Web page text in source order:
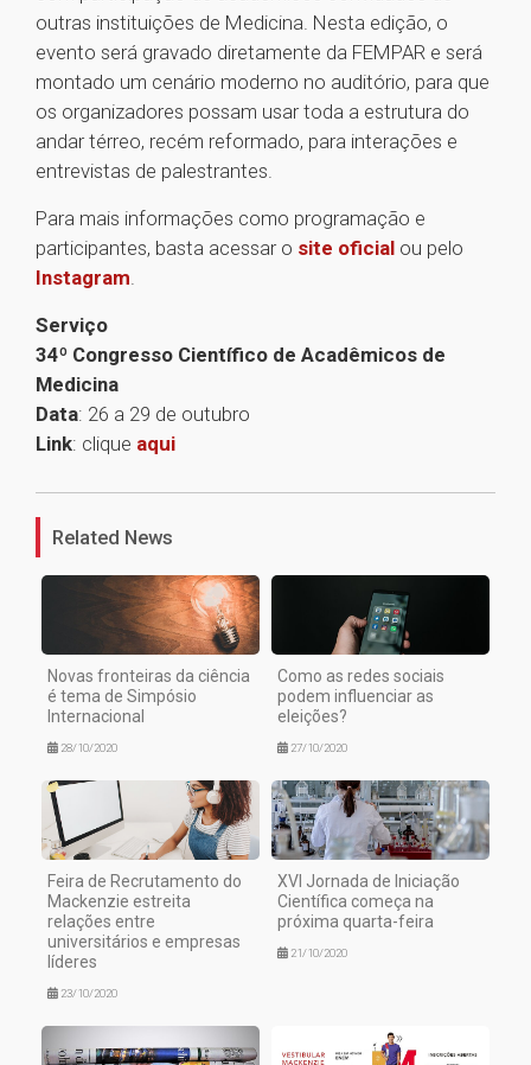
outras instituições de Medicina. Nesta edição, o
evento será gravado diretamente da FEMPAR e será
montado um cenário moderno no auditório, para que
os organizadores possam usar toda a estrutura do
andar térreo, recém reformado, para interações e
entrevistas de palestrantes.
Para mais informações como programação e
participantes, basta acessar o site oficial ou pelo
Instagram.
Serviço
34º Congresso Científico de Acadêmicos de
Medicina
Data: 26 a 29 de outubro
Link: clique aqui
Related News
Novas fronteiras da ciência
é tema de Simpósio
Internacional
28/10/2020
Como as redes sociais
podem influenciar as
eleições?
27/10/2020
Feira de Recrutamento do
Mackenzie estreita
relações entre
universitários e empresas
líderes
23/10/2020
XVI Jornada de Iniciação
Científica começa na
próxima quarta-feira
21/10/2020